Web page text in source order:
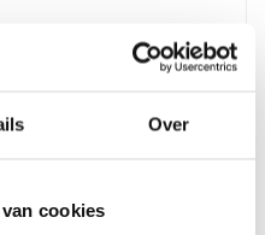
Over
cookies